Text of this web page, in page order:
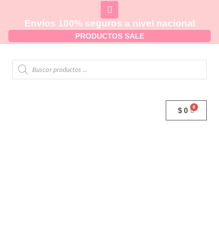
Envíos 100% seguros a nivel nacional
PRODUCTOS SALE
$ 0